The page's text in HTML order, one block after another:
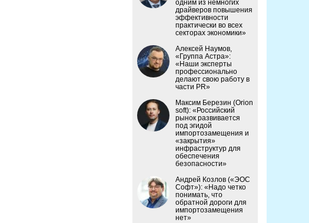
одним из немногих
драйверов повышения
эффективности
практически во всех
секторах экономики»
Алексей Наумов,
«Группа Астра»:
«Наши эксперты
профессионально
делают свою работу в
части PR»
Максим Березин (Orion
soft): «Российский
рынок развивается
под эгидой
импортозамещения и
«закрытия»
инфраструктур для
обеспечения
безопасности»
Андрей Козлов («ЭОС
Софт»): «Надо четко
понимать, что
обратной дороги для
импортозамещения
нет»